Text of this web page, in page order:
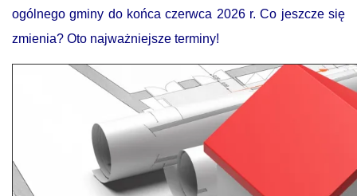
ogólnego gminy do końca czerwca 2026 r. Co jeszcze się
zmienia? Oto najważniejsze terminy!